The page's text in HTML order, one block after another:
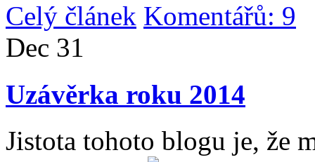
Celý článek Komentářů: 9
Dec 31
Uzávěrka roku 2014
Jistota tohoto blogu je, že